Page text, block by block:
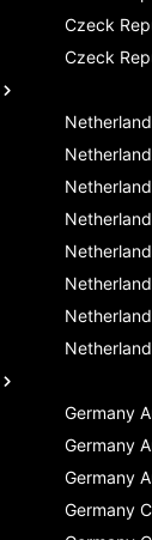
Czeck
Czeck
Germany
Germany
Germany
Germany